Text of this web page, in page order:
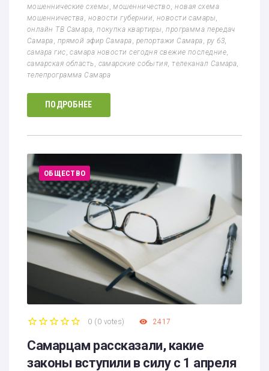
мошеннические схемы ,мошенничество ,новая схема
мошенничества новости губернии новости самары
онлайн ТВ Самара ,покупка квартиры ,программа передач
Самара прямой эфир Самара репортажи Самара ру 63,
самара гис ,самара новости сегодня свежие последние,
самарская область самарские события ,телеканал Самара
телепрограмма Самара
ПОДРОБНЕЕ
ОБЩЕСТВО
0 (0 votes) 2417
Самарцам рассказали, какие
законы вступили в силу с 1 апреля